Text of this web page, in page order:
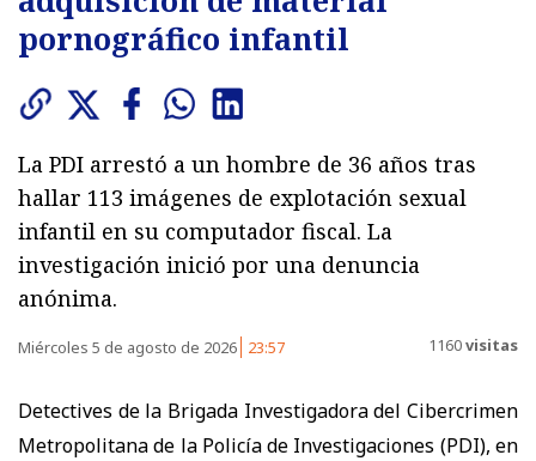
pornográfico infantil
La PDI arrestó a un hombre de 36 años tras
hallar 113 imágenes de explotación sexual
infantil en su computador fiscal. La
investigación inició por una denuncia
anónima.
Miércoles 5 de agosto de 2026 23:57 1160visitas
Detectives de la Brigada Investigadora del Cibercrimen
Metropolitana de la Policía de Investigaciones (PDI), en